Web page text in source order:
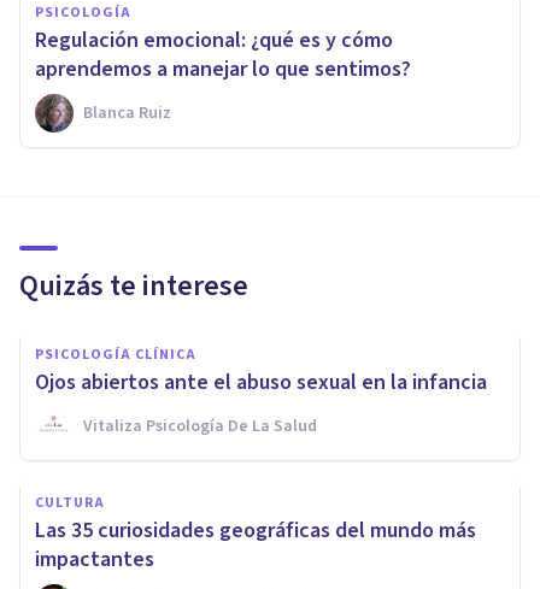
PSICOLOGÍA
Regulación emocional: ¿qué es y cómo
aprendemos a manejar lo que sentimos?
Blanca Ruiz
Quizás te interese
PSICOLOGÍA CLÍNICA
Ojos abiertos ante el abuso sexual en la infancia
Vitaliza Psicología De La Salud
CULTURA
Las 35 curiosidades geográficas del mundo más
impactantes